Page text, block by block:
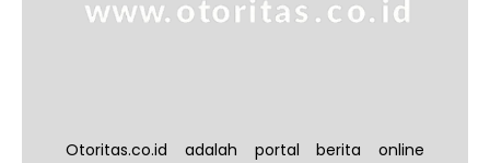
Otoritas.co.id adalah portal berita online